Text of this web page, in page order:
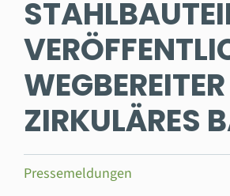
ZIRKULÄRES
Pressemeldungen